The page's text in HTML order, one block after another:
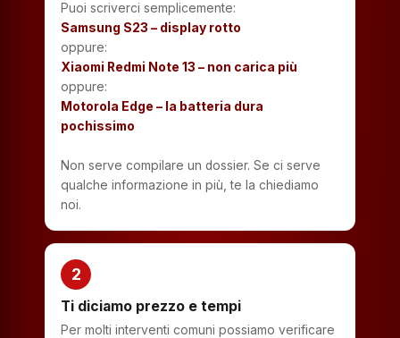
Puoi scriverci semplicemente:
Samsung S23 – display rotto
oppure:
Xiaomi Redmi Note 13 – non carica più
oppure:
Motorola Edge – la batteria dura
pochissimo
Non serve compilare un dossier. Se ci serve
qualche informazione in più, te la chiediamo
noi.
2
Ti diciamo prezzo e tempi
Per molti interventi comuni possiamo verificare